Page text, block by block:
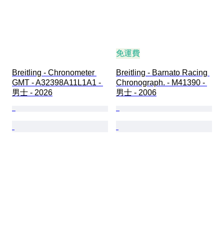
Breitling - Chronometer
GMT - A32398A11L1A1 -
男士 - 2026
免運費
Breitling - Barnato Racing
Chronograph. - M41390 -
男士 - 2006